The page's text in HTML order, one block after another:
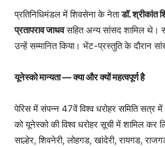
प्रतिनिधिमंडल में शिवसेना के नेताडॉ. श्रीकांत
प्रतापराव जाधवसहित अन्य सांसद शामिल थे।
उन्हें सम्मानित किया। भेंट-प्रस्तुति के दौरान
यूनेस्को मान्यता — क्या और क्यों महत्वपूर्ण है
पेरिस में संपन्न 47वें विश्व धरोहर समिति सत्र
को यूनेस्को की विश्व धरोहर सूची में शामिल कर
साल्हेर, शिवनेरी, लोहगड, खांदेरी, रायगड,